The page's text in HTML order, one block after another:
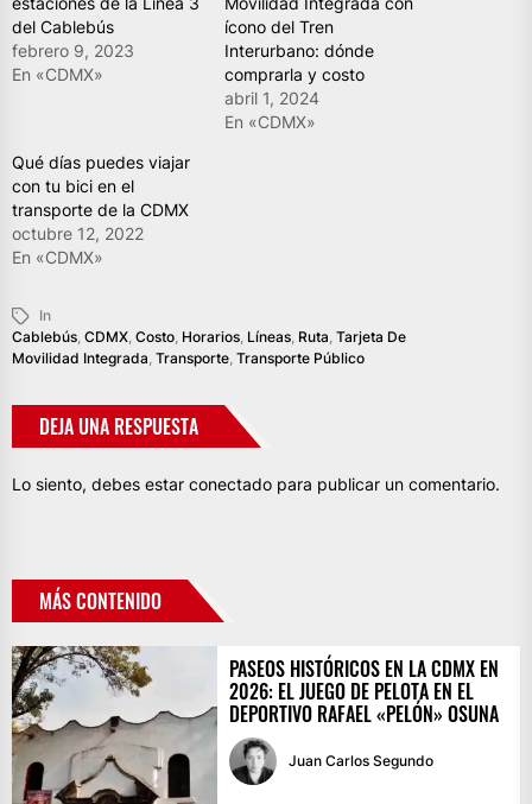
del Cablebús
febrero 9, 2023
En «CDMX»
ícono del Tren
Interurbano: dónde
comprarla y costo
abril 1, 2024
En «CDMX»
Qué días puedes viajar
con tu bici en el
transporte de la CDMX
octubre 12, 2022
En «CDMX»
In
Cablebús CDMX Costo Horarios Líneas Ruta Tarjeta De
Movilidad Integrada Transporte Transporte Público
DEJA UNA RESPUESTA
Lo siento, debes estar conectado para publicar un comentario.
MÁS CONTENIDO
PASEOS HISTÓRICOS EN LA CDMX EN
2026: EL JUEGO DE PELOTA EN EL
DEPORTIVO RAFAEL «PELÓN» OSUNA
Juan Carlos Segundo